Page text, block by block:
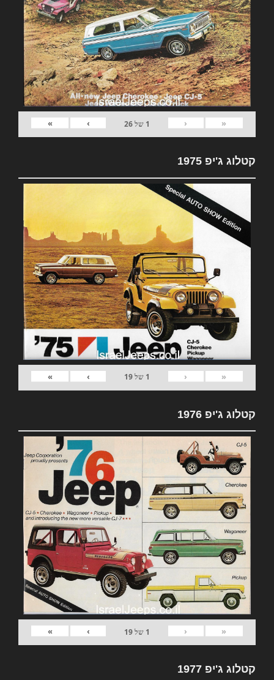
«
‹
1 של26
›
»
קטלוג ג'יפ 1975
«
‹
1 של19
›
»
קטלוג ג'יפ 1976
«
‹
1 של19
›
»
קטלוג ג'יפ 1977